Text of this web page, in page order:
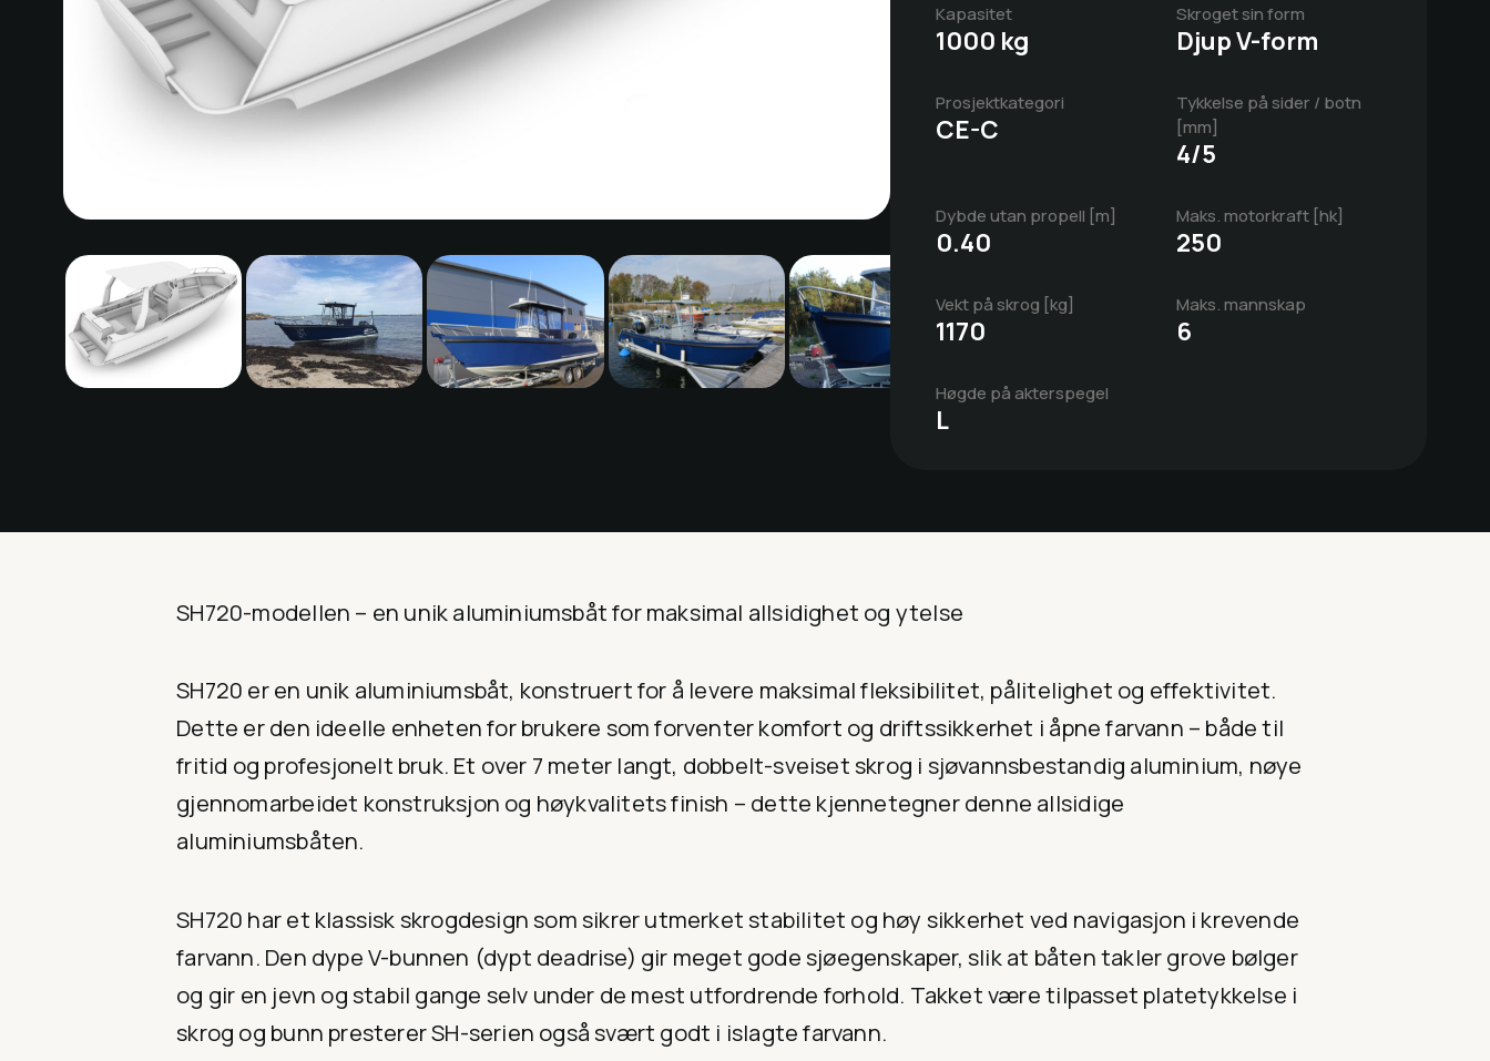
Skroll til bildet Skroll til bildet Skroll til bildet Skroll til bildet Skroll til bildet
Kapasitet
1000 kg
Skroget sin form
Djup V-form
Prosjektkategori
CE-C
Tykkelse på sider / botn
[mm]
4/5
Dybde utan propell [m]
0.40
Maks. motorkraft [hk]
250
Vekt på skrog [kg]
1170
Maks. mannskap
6
Høgde på akterspegel
L
SH720-modellen – en unik aluminiumsbåt for maksimal allsidighet og ytelse
SH720 er en unik aluminiumsbåt, konstruert for å levere maksimal fleksibilitet, pålitelighet og effektivitet.
Dette er den ideelle enheten for brukere som forventer komfort og driftssikkerhet i åpne farvann – både til
fritid og profesjonelt bruk. Et over 7 meter langt, dobbelt-sveiset skrog i sjøvannsbestandig aluminium, nøye
gjennomarbeidet konstruksjon og høykvalitets finish – dette kjennetegner denne allsidige
aluminiumsbåten.
SH720 har et klassisk skrogdesign som sikrer utmerket stabilitet og høy sikkerhet ved navigasjon i krevende
farvann. Den dype V-bunnen (dypt deadrise) gir meget gode sjøegenskaper, slik at båten takler grove bølger
og gir en jevn og stabil gange selv under de mest utfordrende forhold. Takket være tilpasset platetykkelse i
skrog og bunn presterer SH-serien også svært godt i islagte farvann.